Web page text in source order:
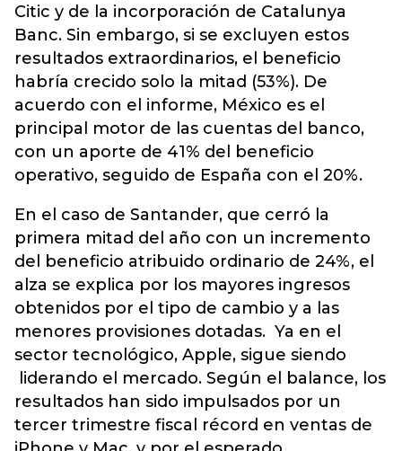
Citic y de la incorporación de Catalunya
Banc. Sin embargo, si se excluyen estos
resultados extraordinarios, el beneficio
habría crecido solo la mitad (53%). De
acuerdo con el informe, México es el
principal motor de las cuentas del banco,
con un aporte de 41% del beneficio
operativo, seguido de España con el 20%.
En el caso de Santander, que cerró la
primera mitad del año con un incremento
del beneficio atribuido ordinario de 24%, el
alza se explica por los mayores ingresos
obtenidos por el tipo de cambio y a las
menores provisiones dotadas. Ya en el
sector tecnológico, Apple, sigue siendo
liderando el mercado. Según el balance, los
resultados han sido impulsados por un
tercer trimestre fiscal récord en ventas de